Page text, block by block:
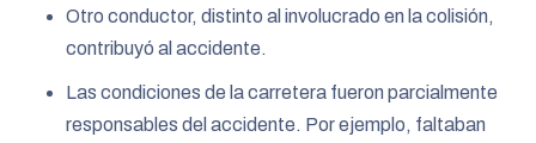
Otro conductor, distinto al involucrado en la colisión,
contribuyó al accidente.
Las condiciones de la carretera fueron parcialmente
responsables del accidente. Por ejemplo, faltaban